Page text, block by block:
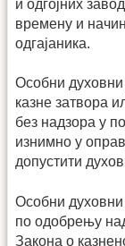
и одгојних
времену и
одгајаника.
Особни
казне затвора
без надзора у
изнимно у
допустити
Особни духовни
по одобрењу
Закона о